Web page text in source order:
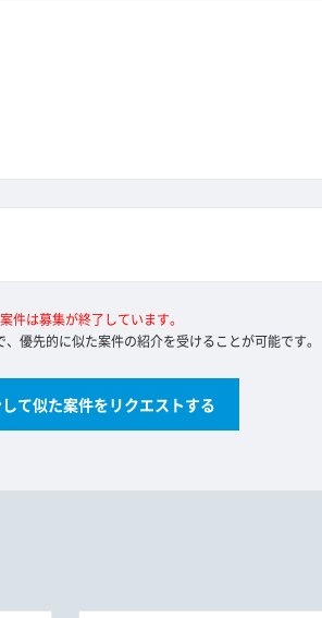
件は募集が終了しています。
優先的に似た案件の紹介を受けることが可能です。
て似た案件をリクエストする